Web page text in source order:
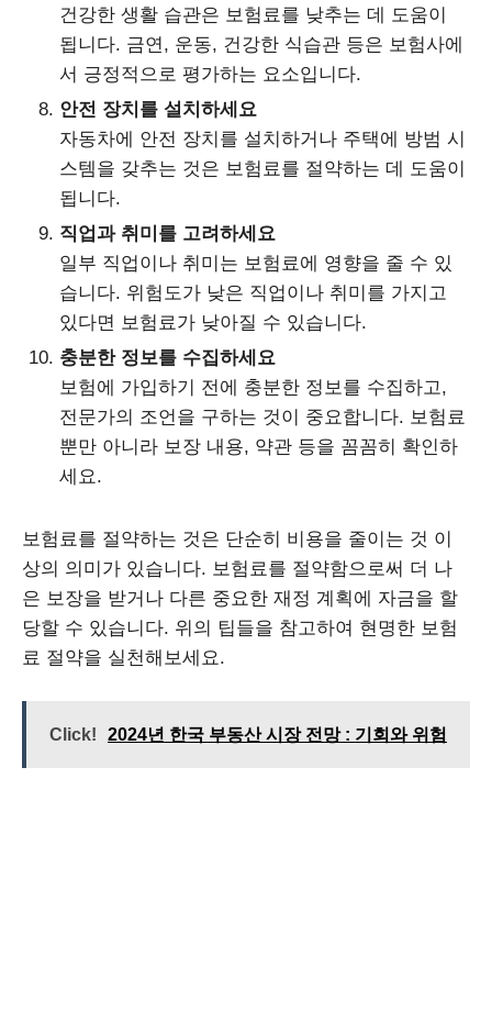
건강한 생활 습관은 보험료를 낮추는 데 도움이
됩니다. 금연, 운동, 건강한 식습관 등은 보험사에
서 긍정적으로 평가하는 요소입니다.
안전 장치를 설치하세요
자동차에 안전 장치를 설치하거나 주택에 방범 시
스템을 갖추는 것은 보험료를 절약하는 데 도움이
됩니다.
직업과 취미를 고려하세요
일부 직업이나 취미는 보험료에 영향을 줄 수 있
습니다. 위험도가 낮은 직업이나 취미를 가지고
있다면 보험료가 낮아질 수 있습니다.
충분한 정보를 수집하세요
보험에 가입하기 전에 충분한 정보를 수집하고,
전문가의 조언을 구하는 것이 중요합니다. 보험료
뿐만 아니라 보장 내용, 약관 등을 꼼꼼히 확인하
세요.
보험료를 절약하는 것은 단순히 비용을 줄이는 것 이
상의 의미가 있습니다. 보험료를 절약함으로써 더 나
은 보장을 받거나 다른 중요한 재정 계획에 자금을 할
당할 수 있습니다. 위의 팁들을 참고하여 현명한 보험
료 절약을 실천해보세요.
Click! 2024년 한국 부동산 시장 전망 : 기회와 위험